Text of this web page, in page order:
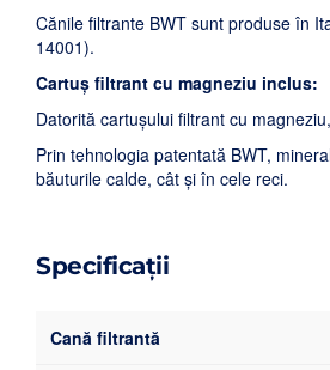
Cănile filtrante BWT sunt produse în
14001).
Cartuș filtrant cu magneziu inclus:
Datorită cartușului filtrant cu
Prin tehnologia patentată BWT,
băuturile calde, cât și în cele reci.
Specificații
Cană filtrantă